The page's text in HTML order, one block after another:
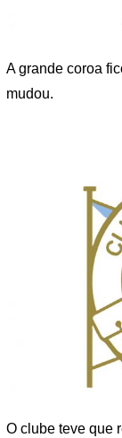
A grande coroa
mudou.
O clube teve que